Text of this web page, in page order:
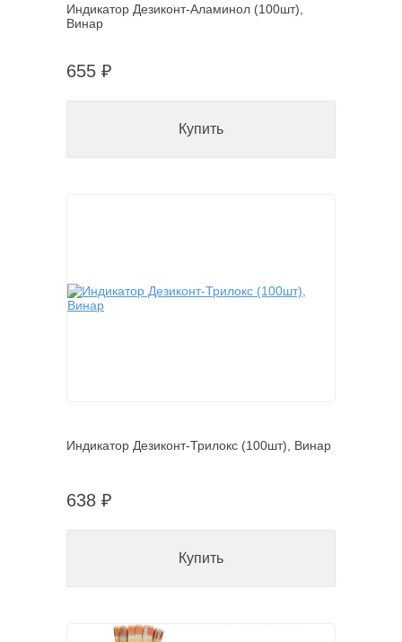
Индикатор Дезиконт-Аламинол (100шт),
Винар
655 ₽
Купить
Индикатор Дезиконт-Трилокс (100шт), Винар
638 ₽
Купить